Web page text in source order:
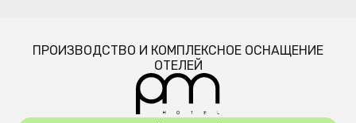
ПРОИЗВОДСТВО И КОМПЛЕКСНОЕ ОСНАЩЕНИЕ
ОТЕЛЕЙ